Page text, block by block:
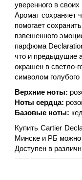
уверенного в
Аромат сохраняет
помогает
взвешенного
парфюма
что и предыдущие
окрашен в светло-
символом
Верхние ноты:
Ноты сердца:
Базовые ноты:
Купить Cartier
Минске и РБ можно
Доступен в